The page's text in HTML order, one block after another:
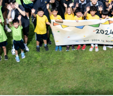
위치/전화
전경사진